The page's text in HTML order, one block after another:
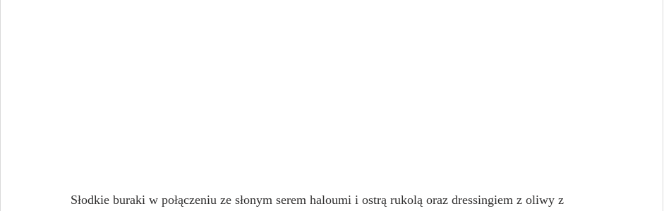
Słodkie buraki w połączeniu ze słonym serem haloumi i ostrą rukolą oraz dressingiem z oliwy z